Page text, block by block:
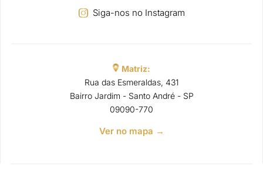
Siga-nos no Instagram
Matriz:
Rua das Esmeraldas, 431
Bairro Jardim - Santo André - SP
09090-770
Ver no mapa →